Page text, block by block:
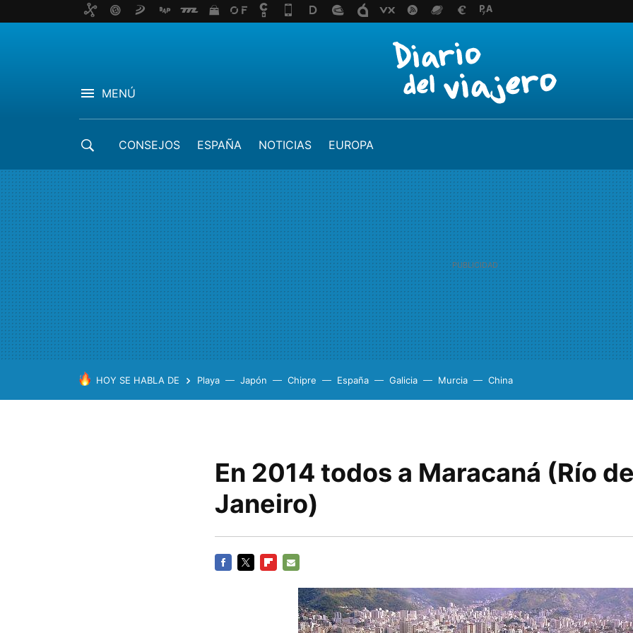
MENÚ
CONSEJOS ESPAÑA NOTICIAS EUROPA
HOY SE HABLA DE Playa Japón Chipre España Galicia Murcia China
En 2014 todos a Maracaná (Río
Janeiro)
MAIL